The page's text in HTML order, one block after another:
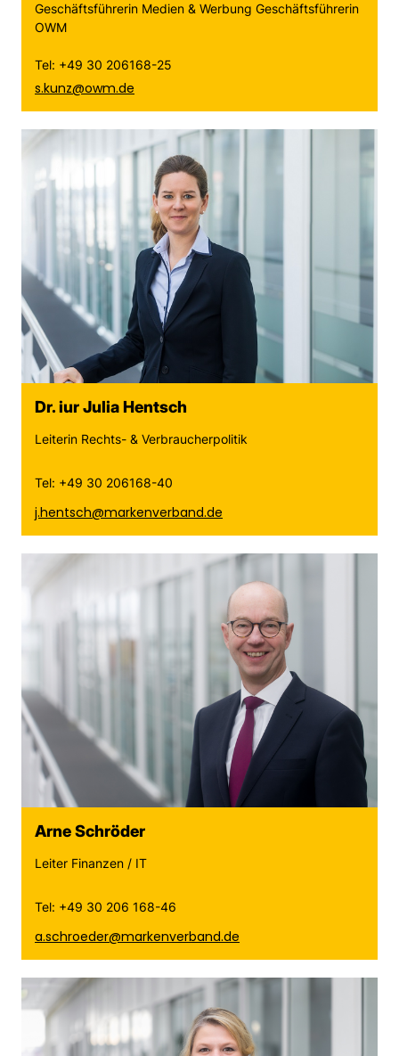
Geschäftsführerin Medien & Werbung Geschäftsführerin
OWM
Tel: +49 30 206168-25
s.kunz@owm.de
Dr. iur Julia Hentsch
Leiterin Rechts- & Verbraucherpolitik
Tel: +49 30 206168-40
j.hentsch@markenverband.de
Arne Schröder
Leiter Finanzen / IT
Tel: +49 30 206 168-46
a.schroeder@markenverband.de